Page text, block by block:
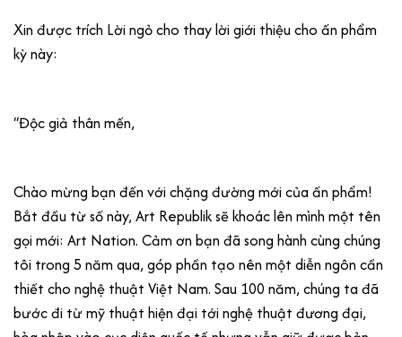
Xin được trích Lời ngỏ cho thay lời giới thiệu cho ấn phẩm
kỳ này:
“Độc giả thân mến,
Chào mừng bạn đến với chặng đường mới của ấn phẩm!
Bắt đầu từ số này, Art Republik sẽ khoác lên mình một tên
gọi mới: Art Nation. Cảm ơn bạn đã song hành cùng chúng
tôi trong 5 năm qua, góp phần tạo nên một diễn ngôn cần
thiết cho nghệ thuật Việt Nam. Sau 100 năm, chúng ta đã
bước đi từ mỹ thuật hiện đại tới nghệ thuật đương đại,